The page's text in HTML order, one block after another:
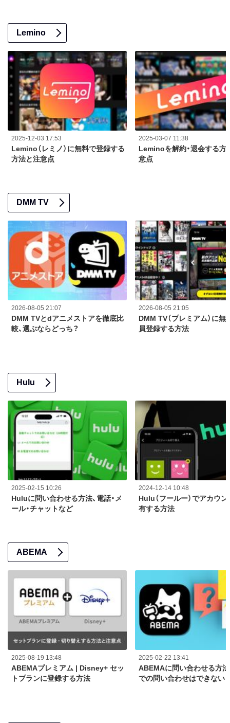
Lemino
2025-12-03 17:53
Lemino（レミノ）に無料で登録する
方法と注意点
2025-03-07 11:38
Leminoを解約・退会する方
意点
DMM TV
2026-08-05 21:07
DMM TVとdアニメストアを徹底比
較、選ぶならどっち？
2026-08-05 21:05
DMM TV（プレミアム）に無
員登録する方法
Hulu
2025-02-15 10:26
Huluに問い合わせる方法、電話・メ
ール・チャットなど
2024-12-14 10:48
Hulu（フールー）でアカウ
有する方法
ABEMA
2025-08-19 13:48
ABEMAプレミアム | Disney+ セッ
トプランに登録する方法
2025-02-22 13:41
ABEMAに問い合わせる方法
での問い合わせはできない